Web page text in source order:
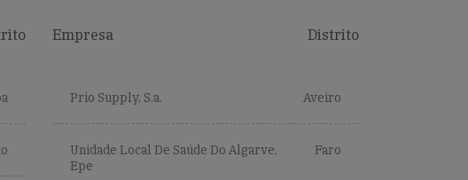
Empresa Distrito
Prio Supply, S.a. Aveiro
Unidade Local De Saúde Do Algarve,
Epe
Faro